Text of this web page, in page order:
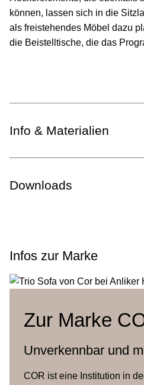
können, lassen sich in die
als freistehendes Möbel dazu
die Beistelltische, die das
Info & Materialien
Downloads
Infos zur Marke
Zur Marke
Unverkennbar und
COR ist eine Institution in